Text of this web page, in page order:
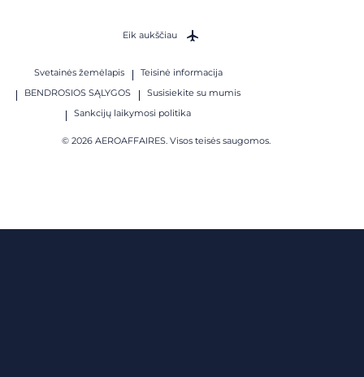
Svetainės žemėlapis
Teisinė informacija
BENDROSIOS SĄLYGOS
Susisiekite su mumis
Sankcijų laikymosi politika
© 2026 AEROAFFAIRES. Visos teisės saugomos.
Eik aukščiau